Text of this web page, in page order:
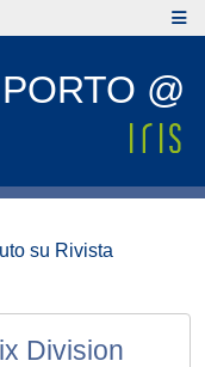
PORTO @
su Rivista
Division